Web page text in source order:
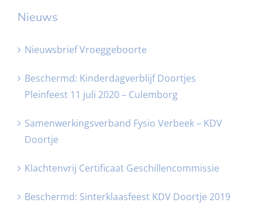
Nieuws
Nieuwsbrief Vroeggeboorte
Beschermd: Kinderdagverblijf Doortjes
Pleinfeest 11 juli 2020 – Culemborg
Samenwerkingsverband Fysio Verbeek – KDV
Doortje
Klachtenvrij Certificaat Geschillencommissie
Beschermd: Sinterklaasfeest KDV Doortje 2019